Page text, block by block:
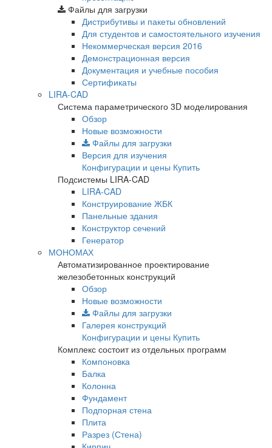
Файлы для загрузки
Дистрибутивы и пакеты обновлений
Для студентов и самостоятельного изучения
Некоммерческая версия 2016
Демонстрационная версия
Документация и учебные пособия
Сертификаты
LIRA-CAD
Система параметрического 3D моделирования
Обзор
Новые возможности
Файлы для загрузки
Версия для изучения
Конфигурации и цены Купить
Подсистемы LIRA-CAD
LIRA-CAD
Конструирование ЖБК
Панельные здания
Конструктор сечений
Генератор
МОНОМАХ
Автоматизированное проектирование
железобетонных конструкций
Обзор
Новые возможности
Файлы для загрузки
Галерея конструкций
Конфигурации и цены Купить
Комплекс состоит из отдельных программ
Компоновка
Балка
Колонна
Фундамент
Подпорная стена
Плита
Разрез (Стена)